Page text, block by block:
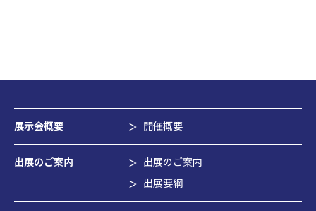
展示会概要 開催概要
出展のご案内
出展のご案内
出展要綱